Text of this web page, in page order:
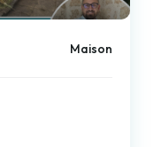
Maison